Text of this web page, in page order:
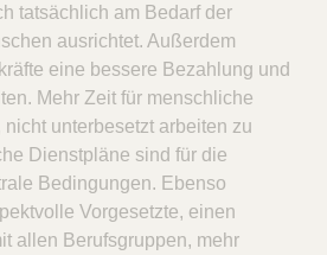
tatsächlich am Bedarf der
ausrichtet. Außerdem
eine bessere Bezahlung und
Mehr Zeit für menschliche
unterbesetzt arbeiten zu
Dienstpläne sind für die
Bedingungen. Ebenso
Vorgesetzte, einen
allen Berufsgruppen, mehr